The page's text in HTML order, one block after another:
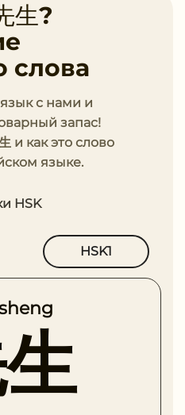
生?
слова
с нами и
запас!
и как это слово
языке.
HSK
HSK1